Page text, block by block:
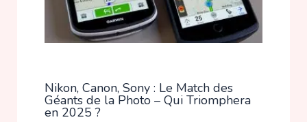
Nikon, Canon, Sony : Le Match des
Géants de la Photo – Qui Triomphera
en 2025 ?